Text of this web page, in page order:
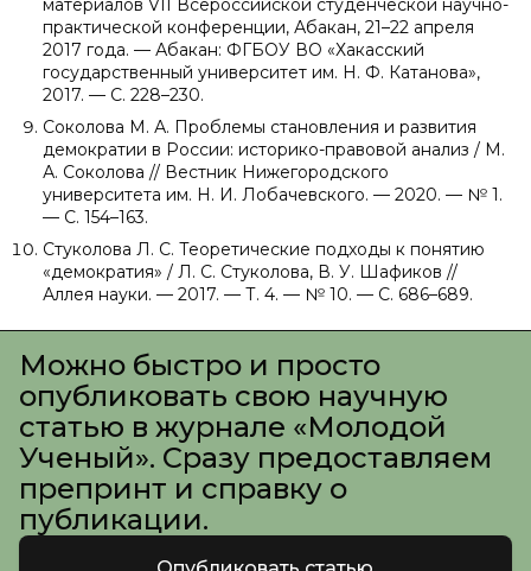
материалов VII Всероссийской студенческой научно-
практической конференции, Абакан, 21–22 апреля
2017 года. — Абакан: ФГБОУ ВО «Хакасский
государственный университет им. Н. Ф. Катанова»,
2017. — С. 228–230.
Соколова М. А. Проблемы становления и развития
демократии в России: историко-правовой анализ / М.
А. Соколова // Вестник Нижегородского
университета им. Н. И. Лобачевского. — 2020. — № 1.
— С. 154–163.
Стуколова Л. С. Теоретические подходы к понятию
«демократия» / Л. С. Стуколова, В. У. Шафиков //
Аллея науки. — 2017. — Т. 4. — № 10. — С. 686–689.
Можно быстро и просто
опубликовать свою научную
статью в журнале «Молодой
Ученый». Сразу предоставляем
препринт и справку о
публикации.